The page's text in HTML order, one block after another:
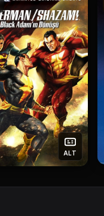
ALT